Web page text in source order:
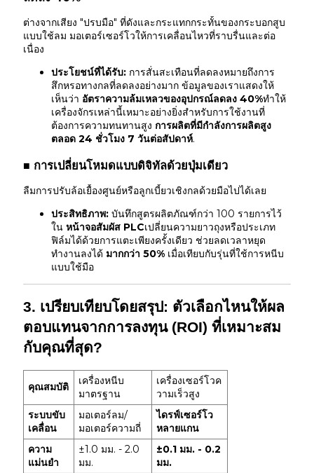
ต่างจากเสียง "ปรบมือ" ที่ดังและกระแทกกระทั้นของกระบอกสูบ
แบบใช้ลม มอเตอร์เซอร์โวให้การเคลื่อนไหวที่ราบรื่นและต่อ
เนื่อง
ประโยชน์ที่ได้รับ: การสั่นสะเทือนที่ลดลงหมายถึงการ
สึกหรอทางกลที่ลดลงอย่างมาก ข้อมูลของเราแสดงให้
เห็นว่า อัตราความล้มเหลวของอุปกรณ์ลดลง 40%ทำให้
เครื่องจักรเหล่านี้เหมาะอย่างยิ่งสำหรับการใช้งานที่
ต้องการความทนทานสูงการผลิตที่มีกำลังการผลิตสูง
ตลอด 24 ชั่วโมง 7 วันต่อสัปดาห์.
■ การเปลี่ยนโหมดแบบดิจิทัลด้วยปุ่มเดียว
ลืมการปรับล้อเยื้องศูนย์หรือลูกเบี้ยวเชิงกลด้วยมือไปได้เลย
ประสิทธิภาพ: บันทึกสูตรผลิตภัณฑ์กว่า 100 รายการไว้
ในหน้าจอสัมผัส PLCเปลี่ยนความยาวถุงหรือประเภท
ฟิล์มได้ด้วยการแตะเพียงครั้งเดียว ช่วยลดเวลาหยุด
ทำงานลงได้ มากกว่า 50% เมื่อเทียบกับรุ่นที่ใช้การหนีบ
แบบใช้มือ
3. เปรียบเทียบโดยสรุป: ตัวเลือกไหนให้ผล
ตอบแทนจากการลงทุน (ROI) ที่เหมาะสม
กับคุณที่สุด?
คุณสมบัติ
เครื่องหนีบ
มาตรฐาน
เครื่องเซอร์โวค
วามเร็วสูง
ระบบขับ
เคลื่อน
มอเตอร์ลม/
มอเตอร์ความถี่
ไดรฟ์เซอร์โว
หลายแกน
ความ
แม่นยำ
±1.0 มม. - 2.0
มม.
±0.1 มม. - 0.2
มม.